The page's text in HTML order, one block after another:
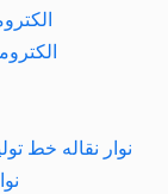
نوار نقاله خط